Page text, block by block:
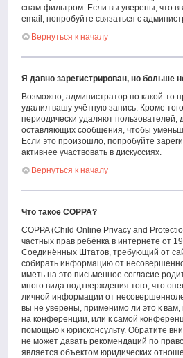
спам-фильтром. Если вы уверены, что
email, попробуйте связаться с
Вернуться к началу
Я давно зарегистрирован, но больше
Возможно, администратор по какой-то
удалил вашу учётную запись. Кроме
периодически удаляют пользователей,
оставляющих сообщения, чтобы
Если это произошло, попробуйте
активнее участвовать в дискуссиях.
Вернуться к началу
Что такое COPPA?
COPPA (Child Online Privacy and
частных прав ребёнка в интернете от
Соединённых Штатов, требующий от
собирать информацию от
иметь на это письменное согласие
иного вида подтверждения того, что
личной информации от
вы не уверены, применимо ли это к вам,
на конференции, или к самой
помощью к юрисконсульту. Обратите
не может давать рекомендаций по
является объектом юридических